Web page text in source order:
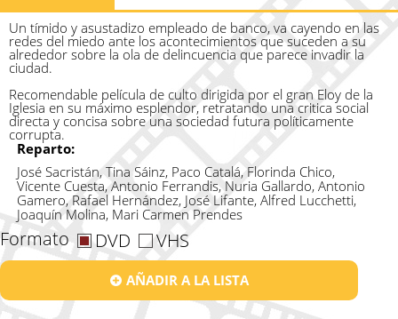
Un tímido y asustadizo empleado de banco, va cayendo en las
redes del miedo ante los acontecimientos que suceden a su
alrededor sobre la ola de delincuencia que parece invadir la
ciudad.
Recomendable película de culto dirigida por el gran Eloy de la
Iglesia en su máximo esplendor, retratando una critica social
directa y concisa sobre una sociedad futura políticamente
corrupta.
Reparto:
José Sacristán, Tina Sáinz, Paco Catalá, Florinda Chico,
Vicente Cuesta, Antonio Ferrandis, Nuria Gallardo, Antonio
Gamero, Rafael Hernández, José Lifante, Alfred Lucchetti,
Joaquín Molina, Mari Carmen Prendes
Formato DVD VHS
AÑADIR A LA LISTA